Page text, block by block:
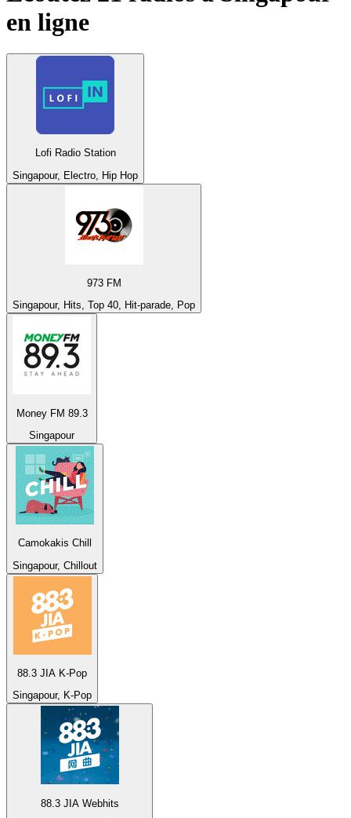
en ligne
Lofi Radio Station
Singapour, Electro, Hip Hop
973 FM
Singapour, Hits, Top 40, Hit-parade, Pop
Money FM 89.3
Singapour
Camokakis Chill
Singapour, Chillout
88.3 JIA K-Pop
Singapour, K-Pop
88.3 JIA Webhits